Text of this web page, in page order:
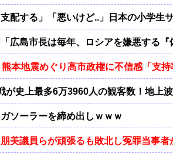
配する」「悪いけど..」日本の小学生
「広島市長は毎年、ロシアを嫌悪する
本地震めぐり高市政権に不信感「支
が史上最多6万3960人の観客数！地上
ソーラーを締め出しｗｗｗ
美議員らが頑張るも敗北し冤罪当事